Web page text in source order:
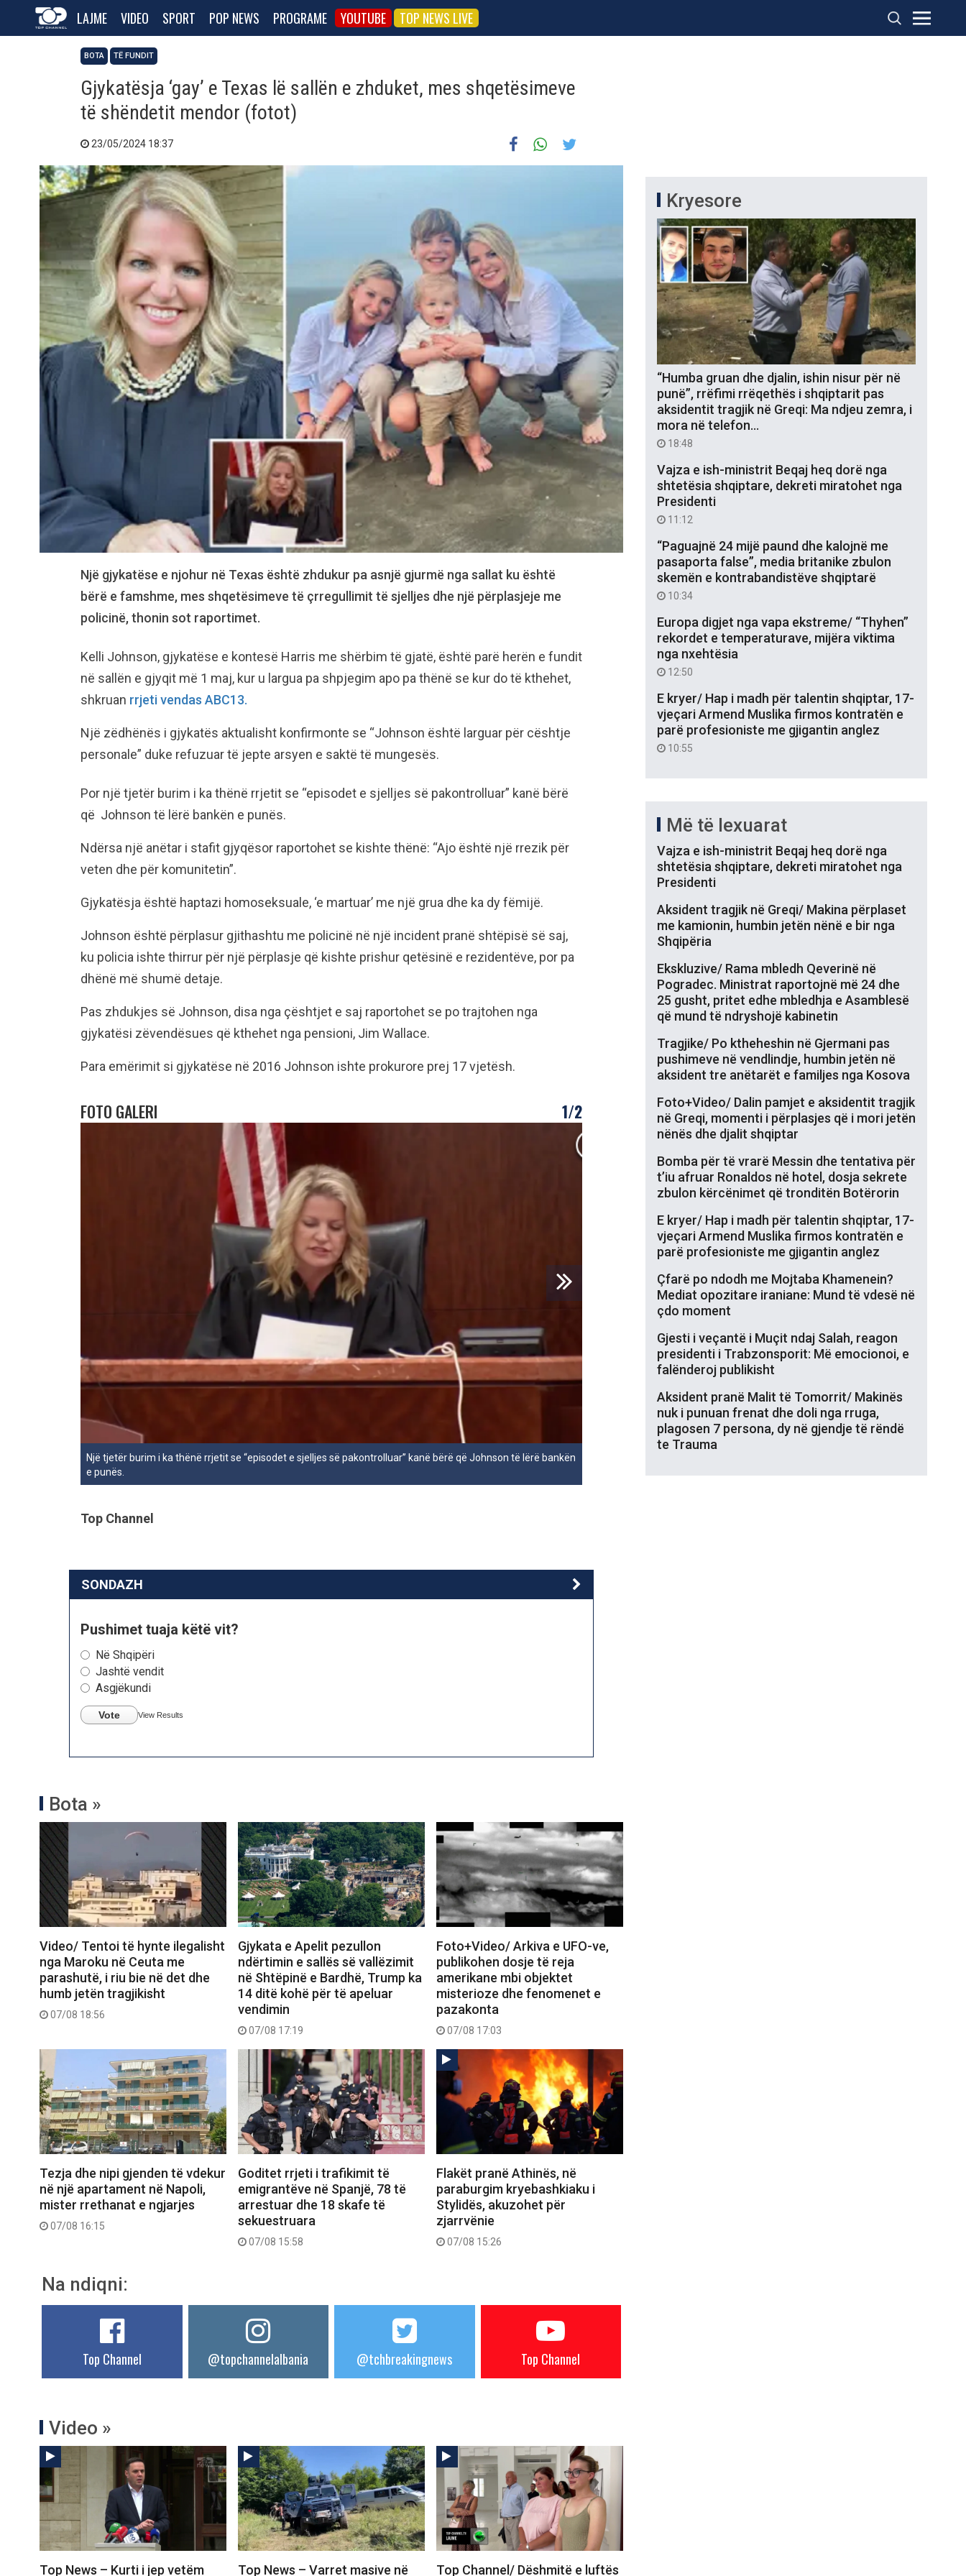
LAJME VIDEO SPORT POP NEWS PROGRAME YOUTUBE TOP NEWS LIVE
BOTA TË FUNDIT
Gjykatësja ‘gay’ e Texas lë sallën e zhduket, mes shqetësimeve
të shëndetit mendor (fotot)
23/05/2024 18:37
Një gjykatëse e njohur në Texas është zhdukur pa asnjë gjurmë nga sallat ku është
bërë e famshme, mes shqetësimeve të çrregullimit të sjelljes dhe një përplasjeje me
policinë, thonin sot raportimet.
Kelli Johnson, gjykatëse e kontesë Harris me shërbim të gjatë, është parë herën e fundit
në sallën e gjyqit më 1 maj, kur u largua pa shpjegim apo pa thënë se kur do të kthehet,
shkruan rrjeti vendas ABC13.
Një zëdhënës i gjykatës aktualisht konfirmonte se “Johnson është larguar për cështje
personale” duke refuzuar të jepte arsyen e saktë të mungesës.
Por një tjetër burim i ka thënë rrjetit se “episodet e sjelljes së pakontrolluar” kanë bërë
që Johnson të lërë bankën e punës.
Ndërsa një anëtar i stafit gjyqësor raportohet se kishte thënë: “Ajo është një rrezik për
veten dhe për komunitetin”.
Gjykatësja është haptazi homoseksuale, ‘e martuar’ me një grua dhe ka dy fëmijë.
Johnson është përplasur gjithashtu me policinë në një incident pranë shtëpisë së saj,
ku policia ishte thirrur për një përplasje që kishte prishur qetësinë e rezidentëve, por pa
dhënë më shumë detaje.
Pas zhdukjes së Johnson, disa nga çështjet e saj raportohet se po trajtohen nga
gjykatësi zëvendësues që kthehet nga pensioni, Jim Wallace.
Para emërimit si gjykatëse në 2016 Johnson ishte prokurore prej 17 vjetësh.
FOTO GALERI 1/2
Një tjetër burim i ka thënë rrjetit se “episodet e sjelljes së pakontrolluar” kanë bërë që Johnson të lërë bankën
e punës.
Top Channel
SONDAZH
Pushimet tuaja këtë vit?
Në Shqipëri
Jashtë vendit
Asgjëkundi
Vote View Results
Bota »
Video/ Tentoi të hynte ilegalisht
nga Maroku në Ceuta me
parashutë, i riu bie në det dhe
humb jetën tragjikisht
07/08 18:56
Gjykata e Apelit pezullon
ndërtimin e sallës së vallëzimit
në Shtëpinë e Bardhë, Trump ka
14 ditë kohë për të apeluar
vendimin
07/08 17:19
Foto+Video/ Arkiva e UFO-ve,
publikohen dosje të reja
amerikane mbi objektet
misterioze dhe fenomenet e
pazakonta
07/08 17:03
Tezja dhe nipi gjenden të vdekur
në një apartament në Napoli,
mister rrethanat e ngjarjes
07/08 16:15
Goditet rrjeti i trafikimit të
emigrantëve në Spanjë, 78 të
arrestuar dhe 18 skafe të
sekuestruara
07/08 15:58
Flakët pranë Athinës, në
paraburgim kryebashkiaku i
Stylidës, akuzohet për
zjarrvënie
07/08 15:26
Na ndiqni:
Top Channel @topchannelalbania @tchbreakingnews Top Channel
Video »
Top News – Kurti i jep vetëm Top News – Varret masive në Top Channel/ Dëshmitë e luftës
Kryesore
“Humba gruan dhe djalin, ishin nisur për në
punë”, rrëfimi rrëqethës i shqiptarit pas
aksidentit tragjik në Greqi: Ma ndjeu zemra, i
mora në telefon…
18:48
Vajza e ish-ministrit Beqaj heq dorë nga
shtetësia shqiptare, dekreti miratohet nga
Presidenti
11:12
“Paguajnë 24 mijë paund dhe kalojnë me
pasaporta false”, media britanike zbulon
skemën e kontrabandistëve shqiptarë
10:34
Europa digjet nga vapa ekstreme/ “Thyhen”
rekordet e temperaturave, mijëra viktima
nga nxehtësia
12:50
E kryer/ Hap i madh për talentin shqiptar, 17-
vjeçari Armend Muslika firmos kontratën e
parë profesioniste me gjigantin anglez
10:55
Më të lexuarat
Vajza e ish-ministrit Beqaj heq dorë nga
shtetësia shqiptare, dekreti miratohet nga
Presidenti
Aksident tragjik në Greqi/ Makina përplaset
me kamionin, humbin jetën nënë e bir nga
Shqipëria
Ekskluzive/ Rama mbledh Qeverinë në
Pogradec. Ministrat raportojnë më 24 dhe
25 gusht, pritet edhe mbledhja e Asamblesë
që mund të ndryshojë kabinetin
Tragjike/ Po ktheheshin në Gjermani pas
pushimeve në vendlindje, humbin jetën në
aksident tre anëtarët e familjes nga Kosova
Foto+Video/ Dalin pamjet e aksidentit tragjik
në Greqi, momenti i përplasjes që i mori jetën
nënës dhe djalit shqiptar
Bomba për të vrarë Messin dhe tentativa për
t’iu afruar Ronaldos në hotel, dosja sekrete
zbulon kërcënimet që tronditën Botërorin
E kryer/ Hap i madh për talentin shqiptar, 17-
vjeçari Armend Muslika firmos kontratën e
parë profesioniste me gjigantin anglez
Çfarë po ndodh me Mojtaba Khamenein?
Mediat opozitare iraniane: Mund të vdesë në
çdo moment
Gjesti i veçantë i Muçit ndaj Salah, reagon
presidenti i Trabzonsporit: Më emocionoi, e
falënderoj publikisht
Aksident pranë Malit të Tomorrit/ Makinës
nuk i punuan frenat dhe doli nga rruga,
plagosen 7 persona, dy në gjendje të rëndë
te Trauma